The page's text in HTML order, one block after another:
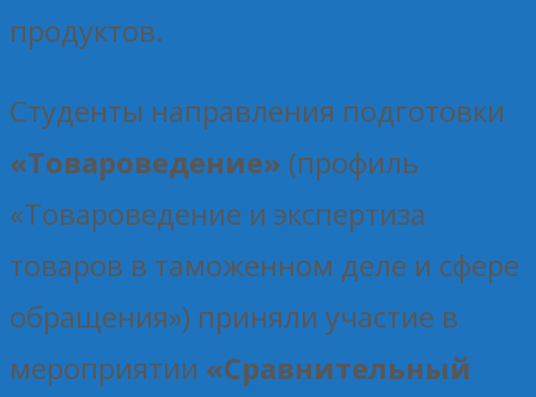
продуктов.
Студенты направления подготовки
«Товароведение» (профиль
«Товароведение и экспертиза
товаров в таможенном деле и сфере
обращения») приняли участие в
мероприятии «Сравнительный